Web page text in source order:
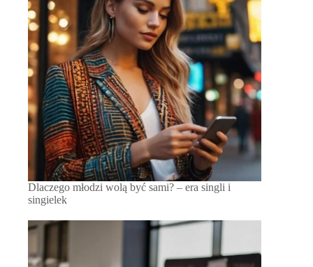
Dlaczego młodzi wolą być sami? – era singli i
singielek